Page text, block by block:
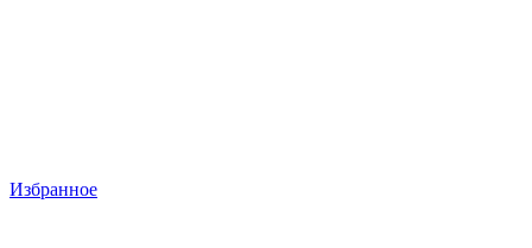
Избранное